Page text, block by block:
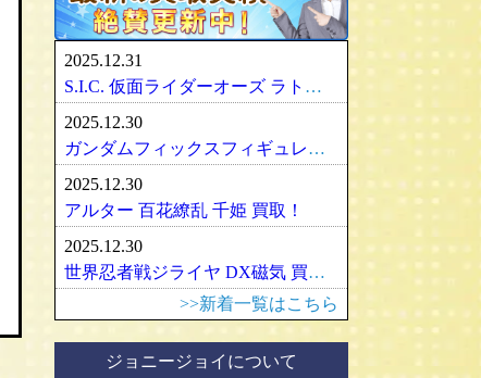
VCD
アルター/ALTER
グッドスマイルカンパニー
壽屋/コトブキヤ
グリフォンエンタープライズ
フリーイング/FREEing
やまと/YAMATO
ダイキ工業/DAIKI
マドレーヌちゃん
ベアブリック・BE＠RBRICK
メディコムトイ
セキグチ
ペットワークス/PetWORKs
やまと/YAMATO
ママチャップトイ
オビツドール/OBITSU
アオシマ / DISM
ブラーゴ/Bburago
ヘルパ/herpa
大盛屋 ミクロペット
イクソ/IXO
ﾋﾞｰﾋﾞｰｱｰﾙ/BBR
アメリカ車
イタリア車
スーパーロボット大戦
魔神英雄伝ワタル
車・バイク
戦車・軍用機・軍艦
旅客機/飛行機
船・ボート
建築物
デコトラ
ミニ四駆
タミヤ/田宮模型
カトー/KATO
トミックス/TOMIX
ﾏｲｸﾛｴｰｽ/MICRO ACE
ｸﾞﾘｰﾝﾏｯｸｽ/GREENMAX
ワールド工芸
Bトレインショーティー
モデモ/MODEMO
エンドウ/TER
ピノチオ模型
鉄道模型社
2025.12.31
S.I.C. 仮面ライダーオーズ ラトラーターコンボ買取
2025.12.30
ガンダムフィックスフィギュレーション GFF おまとめ買取！
2025.12.30
アルター 百花繚乱 千姫 買取！
2025.12.30
世界忍者戦ジライヤ DX磁気 買取！
>>新着一覧はこちら
ジョニージョイについて